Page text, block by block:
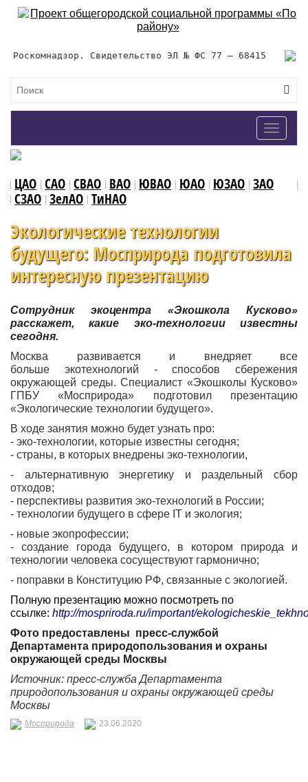
Роскомнадзор. Свидетельство ЭЛ № ФС 77 – 68415
Toggle
ЦАО САО СВАО ВАО ЮВАО ЮАО ЮЗАО ЗАО
СЗАО ЗелАО ТиНАО
Экологические технологии
будущего: Мосприрода подготовила
интересную презентацию
Сотрудник экоцентра «Экошкола Кусково»
расскажет, какие эко-технологии известны
сегодня.
Москва развивается и внедряет все
больше экотехнологий - способов сбережения
окружающей среды. Специалист «Экошколы Кусково»
ГПБУ «Мосприрода» подготовил презентацию
«Экологические технологии будущего».
В ходе занятия можно будет узнать про:
- эко-технологии, которые известны сегодня;
- страны, в которых внедрены эко-технологии,
- альтернативную энергетику и раздельный сбор
отходов;
- перспективы развития эко-технологий в России;
- технологии будущего в сфере IT и экология;
- новые экопрофессии;
- создание города будущего, в котором природа и
технологии человека сосуществуют гармонично;
- поправки в Конституцию РФ, связанные с экологией.
Полную презентацию можно посмотреть по
ссылке: http://mospriroda.ru/important/
Фото предоставлены пресс-службой
Департамента природопользования и охраны
окружающей среды Москвы
Источник: пресс-служба Департамента
природопользования и охраны окружающей среды
Москвы
Мосприрода 23.06.2020